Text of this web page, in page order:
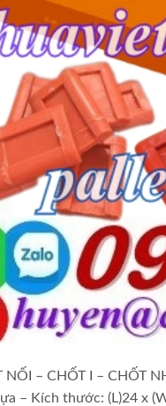
NỐI – CHỐT I – CHỐT
– Kích thước: (L)24 x